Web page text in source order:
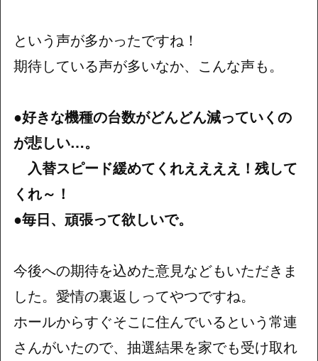
という声が多かったですね！
期待している声が多いなか、こんな声も。
●好きな機種の台数がどんどん減っていくの
が悲しい…。
入替スピード緩めてくれええええ！残して
くれ～！
●毎日、頑張って欲しいで。
今後への期待を込めた意見などもいただきま
した。愛情の裏返しってやつですね。
ホールからすぐそこに住んでいるという常連
さんがいたので、抽選結果を家でも受け取れ